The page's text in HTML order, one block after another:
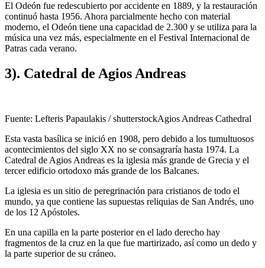
El Odeón fue redescubierto por accidente en 1889, y la restauración
continuó hasta 1956. Ahora parcialmente hecho con material
moderno, el Odeón tiene una capacidad de 2.300 y se utiliza para la
música una vez más, especialmente en el Festival Internacional de
Patras cada verano.
3). Catedral de Agios Andreas
Fuente: Lefteris Papaulakis / shutterstockAgios Andreas Cathedral
Esta vasta basílica se inició en 1908, pero debido a los tumultuosos
acontecimientos del siglo XX no se consagraría hasta 1974. La
Catedral de Agios Andreas es la iglesia más grande de Grecia y el
tercer edificio ortodoxo más grande de los Balcanes.
La iglesia es un sitio de peregrinación para cristianos de todo el
mundo, ya que contiene las supuestas reliquias de San Andrés, uno
de los 12 Apóstoles.
En una capilla en la parte posterior en el lado derecho hay
fragmentos de la cruz en la que fue martirizado, así como un dedo y
la parte superior de su cráneo.